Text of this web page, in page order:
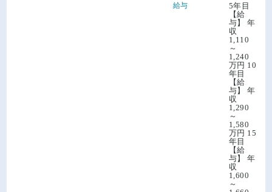
給与
5年目
【給
与】 年
収
1,110
～
1,240
万円 10
年目
【給
与】 年
収
1,290
～
1,580
万円 15
年目
【給
与】 年
収
1,600
～